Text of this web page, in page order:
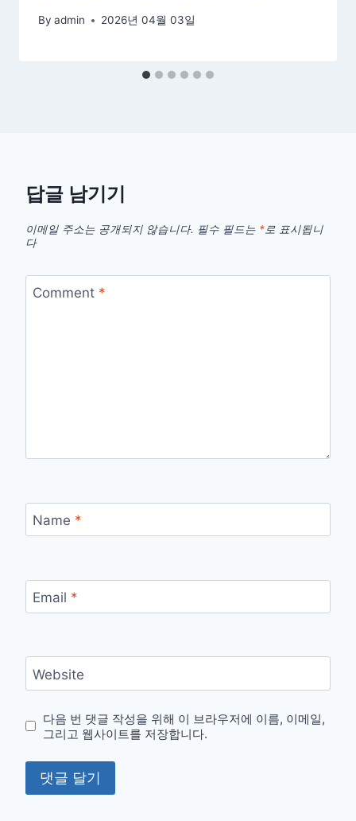
By admin 2026년 04월 03일
답글 남기기
이메일 주소는 공개되지 않습니다. 필수 필드는 *로 표시됩니
다
Comment *
Name *
Email *
Website
다음 번 댓글 작성을 위해 이 브라우저에 이름, 이메일,
그리고 웹사이트를 저장합니다.